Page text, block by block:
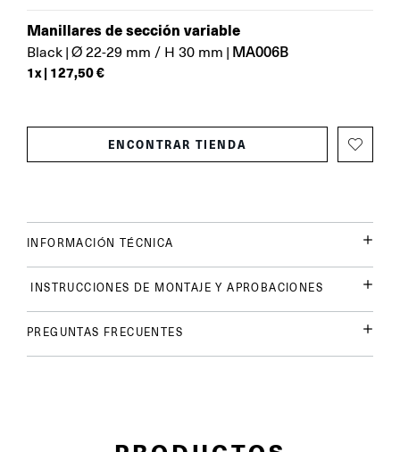
Manillares de sección variable
Black | Ø 22-29 mm / H 30 mm | MA006B
1x | 127,50 €
ENCONTRAR TIENDA
INFORMACIÓN TÉCNICA
INSTRUCCIONES DE MONTAJE Y APROBACIONES
PREGUNTAS FRECUENTES